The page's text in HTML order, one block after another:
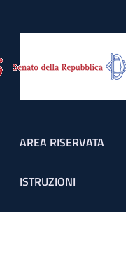
Footer menu
AREA RISERVATA
ISTRUZIONI